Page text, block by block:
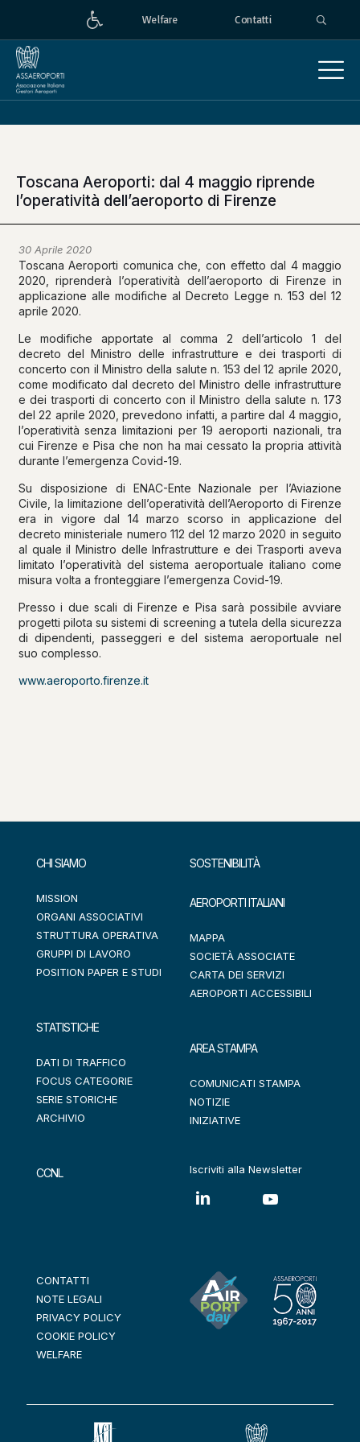
Welfare Contatti
Toscana Aeroporti: dal 4 maggio riprende
l’operatività dell’aeroporto di Firenze
30 Aprile 2020
Toscana Aeroporti comunica che, con effetto dal 4 maggio
2020, riprenderà l’operatività dell’aeroporto di Firenze in
applicazione alle modifiche al Decreto Legge n. 153 del 12
aprile 2020.
Le modifiche apportate al comma 2 dell’articolo 1 del
decreto del Ministro delle infrastrutture e dei trasporti di
concerto con il Ministro della salute n. 153 del 12 aprile 2020,
come modificato dal decreto del Ministro delle infrastrutture
e dei trasporti di concerto con il Ministro della salute n. 173
del 22 aprile 2020, prevedono infatti, a partire dal 4 maggio,
l’operatività senza limitazioni per 19 aeroporti nazionali, tra
cui Firenze e Pisa che non ha mai cessato la propria attività
durante l’emergenza Covid-19.
Su disposizione di ENAC-Ente Nazionale per l’Aviazione
Civile, la limitazione dell’operatività dell’Aeroporto di Firenze
era in vigore dal 14 marzo scorso in applicazione del
decreto ministeriale numero 112 del 12 marzo 2020 in seguito
al quale il Ministro delle Infrastrutture e dei Trasporti aveva
limitato l’operatività del sistema aeroportuale italiano come
misura volta a fronteggiare l’emergenza Covid-19.
Presso i due scali di Firenze e Pisa sarà possibile avviare
progetti pilota su sistemi di screening a tutela della sicurezza
di dipendenti, passeggeri e del sistema aeroportuale nel
suo complesso.
www.aeroporto.firenze.it
CHI SIAMO
MISSION
ORGANI ASSOCIATIVI
STRUTTURA OPERATIVA
GRUPPI DI LAVORO
POSITION PAPER E STUDI
STATISTICHE
DATI DI TRAFFICO
FOCUS CATEGORIE
SERIE STORICHE
ARCHIVIO
CCNL
SOSTENIBILITÀ
AEROPORTI ITALIANI
MAPPA
SOCIETÀ ASSOCIATE
CARTA DEI SERVIZI
AEROPORTI ACCESSIBILI
AREA STAMPA
COMUNICATI STAMPA
NOTIZIE
INIZIATIVE
Iscriviti alla Newsletter
CONTATTI
NOTE LEGALI
PRIVACY POLICY
COOKIE POLICY
WELFARE